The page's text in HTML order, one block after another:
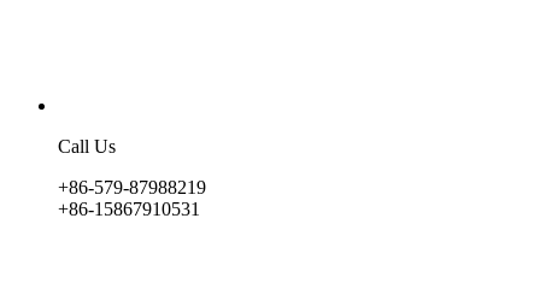
Call Us
+86-579-87988219
+86-15867910531